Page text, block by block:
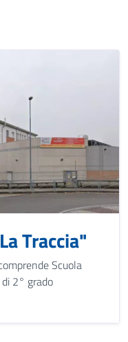
Traccia"
Scuola
2° grado
CHE COMPRENDE